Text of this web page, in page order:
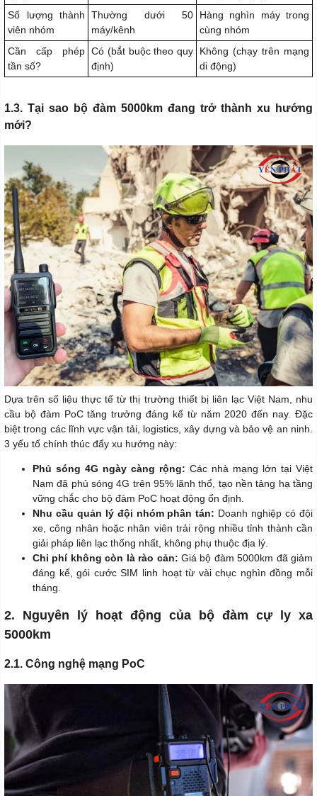
Số lượng thành
viên nhóm
Thường dưới 50
máy/kênh
Hàng nghìn máy trong
cùng nhóm
Cần cấp phép
tần số?
Có (bắt buộc theo quy
định)
Không (chạy trên mạng
di động)
1.3. Tại sao bộ đàm 5000km đang trở thành xu hướng
mới?
Dựa trên số liệu thực tế từ thị trường thiết bị liên lạc Việt Nam, nhu
cầu bộ đàm PoC tăng trưởng đáng kể từ năm 2020 đến nay. Đặc
biệt trong các lĩnh vực vận tải, logistics, xây dựng và bảo vệ an ninh.
3 yếu tố chính thúc đẩy xu hướng này:
Phủ sóng 4G ngày càng rộng: Các nhà mạng lớn tại Việt
Nam đã phủ sóng 4G trên 95% lãnh thổ, tạo nền tảng hạ tầng
vững chắc cho bộ đàm PoC hoạt động ổn định.
Nhu cầu quản lý đội nhóm phân tán: Doanh nghiệp có đội
xe, công nhân hoặc nhân viên trải rộng nhiều tỉnh thành cần
giải pháp liên lạc thống nhất, không phụ thuộc địa lý.
Chi phí không còn là rào cản: Giá bộ đàm 5000km đã giảm
đáng kể, gói cước SIM linh hoạt từ vài chục nghìn đồng mỗi
tháng.
2. Nguyên lý hoạt động của bộ đàm cự ly xa
5000km
2.1. Công nghệ mạng PoC